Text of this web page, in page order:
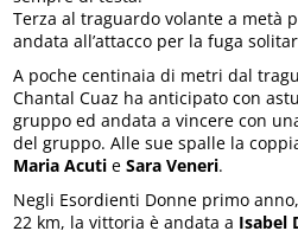
Terza al traguardo volante a metà
andata all’attacco per la fuga
A poche centinaia di metri dal
Chantal Cuaz ha anticipato con
gruppo ed andata a vincere con
del gruppo. Alle sue spalle la
Maria Acuti eSara Veneri.
Negli Esordienti Donne primo
22 km, la vittoria è andata a Isabel